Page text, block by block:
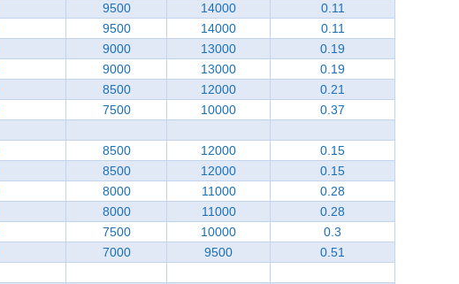
9500 14000
0.11
9500 14000
0.11
9000 13000
0.19
9000 13000
0.19
8500 12000
0.21
7500 10000 0.37
8500 12000
0.15
8500 12000
0.15
8000 11000
0.28
8000 11000
0.28
7500 10000
0.3
7000 9500 0.51